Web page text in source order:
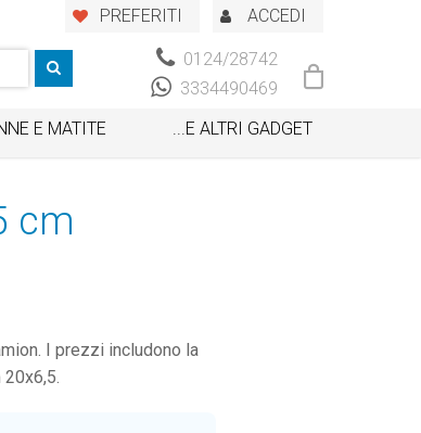
PREFERITI ACCEDI
0124/28742
3334490469
E MATITE ...E ALTRI GADGET
cm
I prezzi includono la